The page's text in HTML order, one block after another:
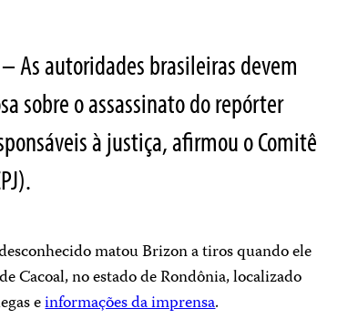
As autoridades brasileiras devem
sobre o assassinato do repórter
​​à justiça, afirmou o Comitê
matou Brizon a tiros quando ele
Cacoal, no estado de Rondônia, localizado
einformações da imprensa.